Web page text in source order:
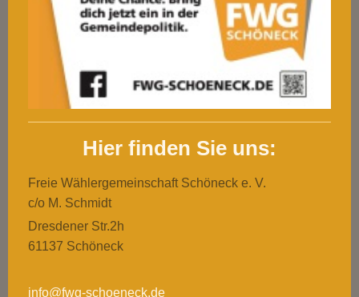
Hier finden Sie uns:
Freie Wählergemeinschaft Schöneck e. V.
c/o M. Schmidt
Dresdener Str.2h
61137 Schöneck
info@fwg-schoeneck.de